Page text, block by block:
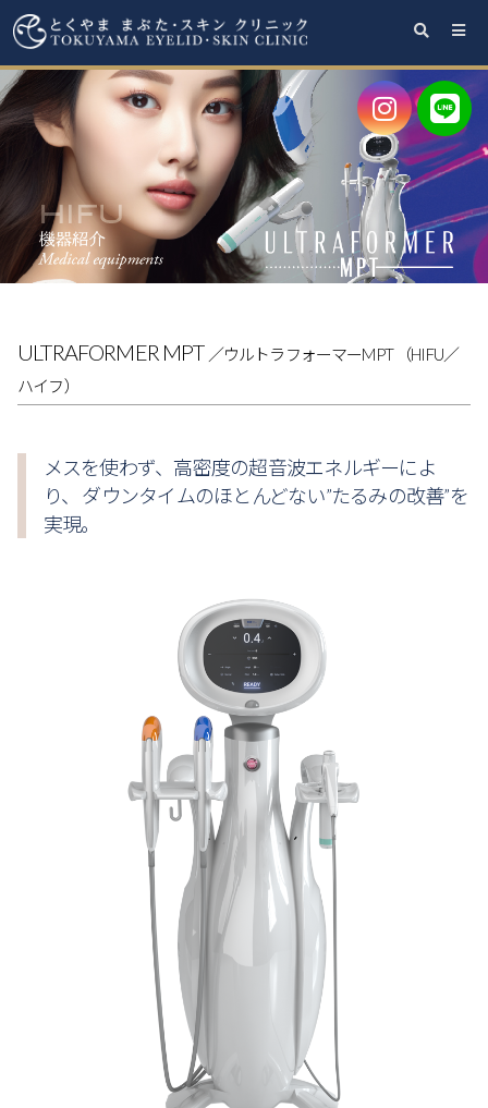
と
く
や
ま
ま
ぶ
た・
ス
ン
リ
ッ
ク
ULTRAFORMER MPT ／ウルトラフォーマーMPT （HIFU／
ハイフ）
メスを使わず、高密度の超音波エネルギーによ
り、
ダウンタイムのほとんどない”たるみの改善”を
実現。